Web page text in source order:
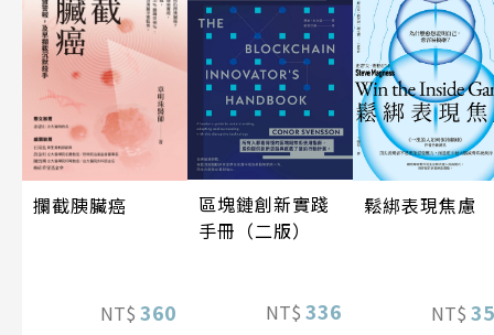
攔截胰臟癌
NT$ 360
區塊鏈創新實踐
手冊（二版）
NT$ 336
鬆綁表現焦慮
NT$